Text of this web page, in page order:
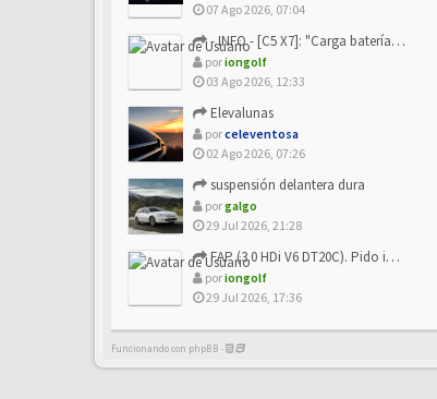
07 Ago 2026, 07:04
- INFO - [C5 X7]: "Carga batería o alimentación eléctri...
poriongolf
03 Ago 2026, 12:33
Elevalunas
porceleventosa
02 Ago 2026, 07:26
suspensión delantera dura
porgalgo
29 Jul 2026, 21:28
FAP (3.0 HDi V6 DT20C). Pido info sobre su sustitución
poriongolf
29 Jul 2026, 17:36
Funcionando con phpBB -